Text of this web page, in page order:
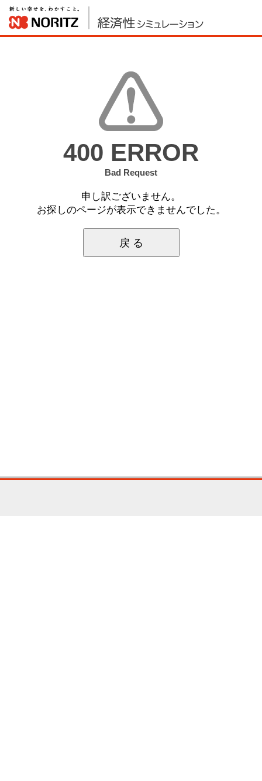
400 ERROR
Bad Request
申し訳ございません。
お探しのページが表示できませんでした。